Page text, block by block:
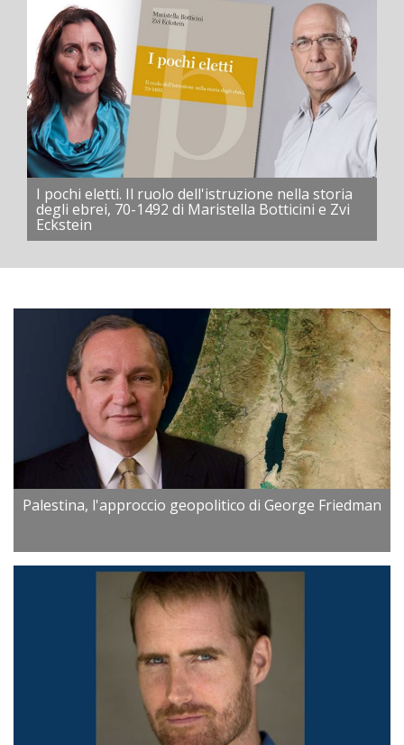
I pochi eletti. Il ruolo dell'istruzione nella storia
degli ebrei, 70-1492 di Maristella Botticini e Zvi
Eckstein
Palestina, l'approccio geopolitico di George Friedman